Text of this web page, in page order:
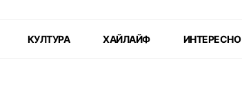
КУЛТУРА ХАЙЛАЙФ ИНТЕРЕСНО